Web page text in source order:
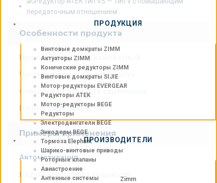
ПРОДУКЦИЯ
Винтовые домкраты ZIMM
Актуаторы ZIMM
Конические редукторы ZIMM
Винтовые домкраты SIJIE
Мотор-редукторы EVERGEAR
Редукторы ATEK
Мотор-редукторы BEGE
Редукторы
Электродвигатели BEGE
Энкодеры BEGE
Тормоза Elephant
Шарико-винтовые приводы
Роторные клапаны
Авиастроение
Антенные системы
ПРОИЗВОДИТЕЛИ
Zimm
Особенности продукта
Прочный, мощный, компактный
Чугунный или стальной корпус
Спиральное зубчатое зацепление
Необслуживаемый
Примеры применения
Автоматизация
Редукторы отбора мощности